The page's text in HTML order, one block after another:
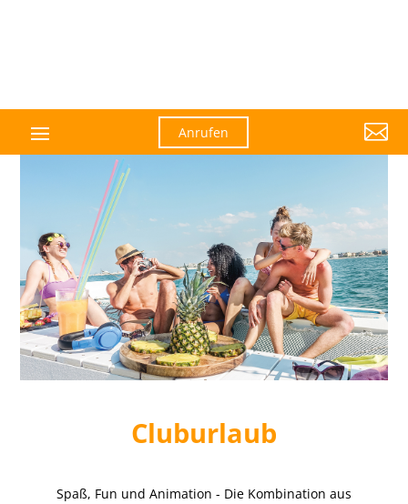
Anrufen 
Cluburlaub
Spaß, Fun und Animation - Die Kombination aus